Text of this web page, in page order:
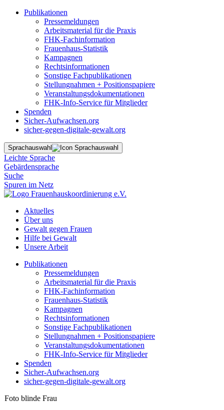
Publikationen
Pressemeldungen
Arbeitsmaterial für die Praxis
FHK-Fachinformation
Frauenhaus-Statistik
Kampagnen
Rechtsinformationen
Sonstige Fachpublikationen
Stellungnahmen + Positionspapiere
Veranstaltungsdokumentationen
FHK-Info-Service für Mitglieder
Spenden
Sicher-Aufwachsen.org
sicher-gegen-digitale-gewalt.org
Sprachauswahl
Leichte Sprache
Gebärdensprache
Suche
Spuren im Netz
Aktuelles
Über uns
Gewalt gegen Frauen
Hilfe bei Gewalt
Unsere Arbeit
Publikationen
Pressemeldungen
Arbeitsmaterial für die Praxis
FHK-Fachinformation
Frauenhaus-Statistik
Kampagnen
Rechtsinformationen
Sonstige Fachpublikationen
Stellungnahmen + Positionspapiere
Veranstaltungsdokumentationen
FHK-Info-Service für Mitglieder
Spenden
Sicher-Aufwachsen.org
sicher-gegen-digitale-gewalt.org